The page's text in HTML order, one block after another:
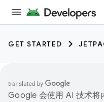
GET STARTED
Google 会使用 AI 技术将